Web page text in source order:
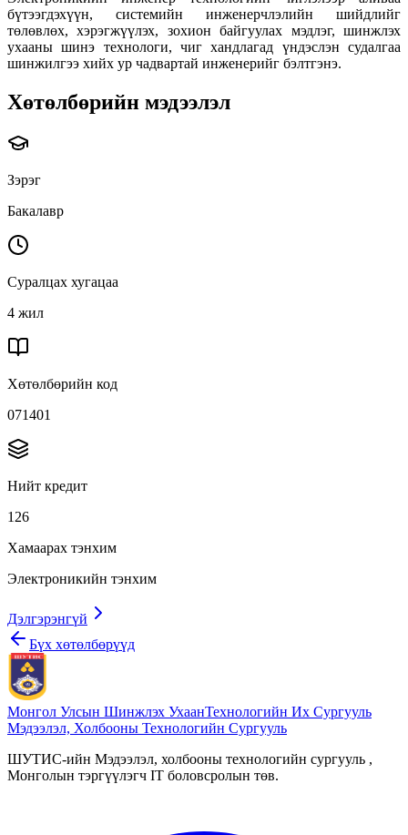
бүтээгдэхүүн, системийн инженерчлэлийн шийдлийг
төлөвлөх, хэрэгжүүлэх, зохион байгуулах мэдлэг, шинжлэх
ухааны шинэ технологи, чиг хандлагад үндэслэн судалгаа
шинжилгээ хийх ур чадвартай инженерийг бэлтгэнэ.
Хөтөлбөрийн мэдээлэл
Зэрэг
Бакалавр
Суралцах хугацаа
4 жил
Хөтөлбөрийн код
071401
Нийт кредит
126
Хамаарах тэнхим
Электроникийн тэнхим
Дэлгэрэнгүй
Бүх хөтөлбөрүүд
Монгол Улсын Шинжлэх УхаанТехнологийн Их Сургууль
Мэдээлэл, Холбооны Технологийн Сургууль
ШУТИС-ийн Мэдээлэл, холбооны технологийн сургууль ,
Монголын тэргүүлэгч IT боловсролын төв.